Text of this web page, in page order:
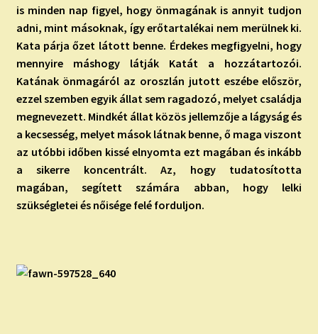
is minden nap figyel, hogy önmagának is annyit tudjon
adni, mint másoknak, így erőtartalékai nem merülnek ki.
Kata párja őzet látott benne. Érdekes megfigyelni, hogy
mennyire máshogy látják Katát a hozzátartozói.
Katának önmagáról az oroszlán jutott eszébe először,
ezzel szemben egyik állat sem ragadozó, melyet családja
megnevezett. Mindkét állat közös jellemzője a lágyság és
a kecsesség, melyet mások látnak benne, ő maga viszont
az utóbbi időben kissé elnyomta ezt magában és inkább
a sikerre koncentrált. Az, hogy tudatosította
magában, segített számára abban, hogy lelki
szükségletei és nőisége felé forduljon.